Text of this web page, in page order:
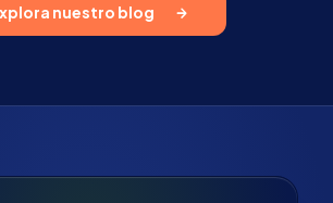
nuestro blog